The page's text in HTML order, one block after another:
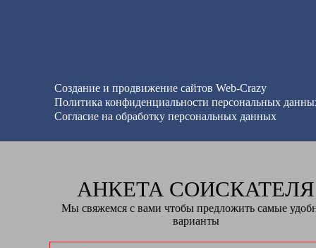
Создание и продвижение сайтов Web-Crazy
Политика конфиденциальности персональных
Согласие на обработку персональных данных
АНКЕТА СОИСКАТЕЛЯ
Мы свяжемся с вами чтобы предложить самые
варианты